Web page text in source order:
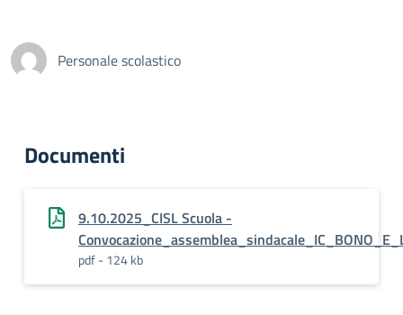
Personale scolastico
Documenti
9.10.2025_CISL Scuola -
pdf - 124 kb